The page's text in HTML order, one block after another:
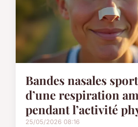
Bandes nasales
d’une respiration
pendant l’activité
25/05/2026 08:16